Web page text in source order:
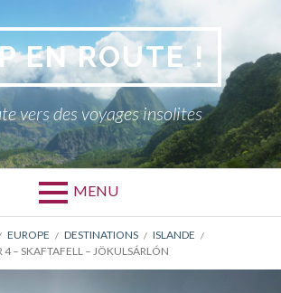
EN ROUTE !
vers des voyages insolites
MENU
EUROPE DESTINATIONS
ISLANDE
4 – SKAFTAFELL – JÖKULSÁRLÓN